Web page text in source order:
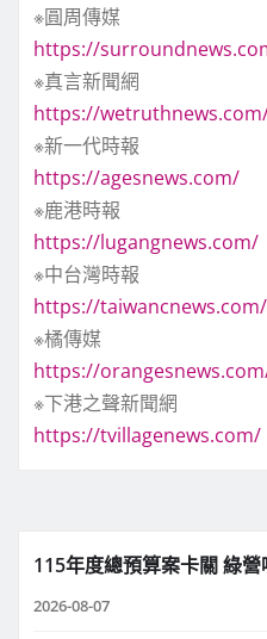
※圓周傳媒
https://
※真言新聞網
https://
※新一代時報
https://agesnews.com/
※鹿港時報
https://lugangnews.com/
※中台灣時報
https://taiwancnews.com/
※橘傳媒
https://
※下港之聲新聞網
https://tvillagenews.com/
115年度總預算案卡關 綠
2026-08-07